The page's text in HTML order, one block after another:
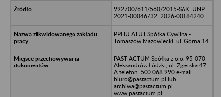
992700/611/560/2015-SAK; UNP:
2021-00046732, 2026-00184240
PPHU ATUT Spółka Cywilna -
Tomaszów Mazowiecki, ul. Górna 14
PAST ACTUM Spółka z o.o. 95-070
Aleksandrów Łódzki, ul. Zgierska 47
A telefon: 500 068 990 e-mail:
biuro@pastactum.pl lub
archiwa@pastactum.pl
www.pastactum.pl